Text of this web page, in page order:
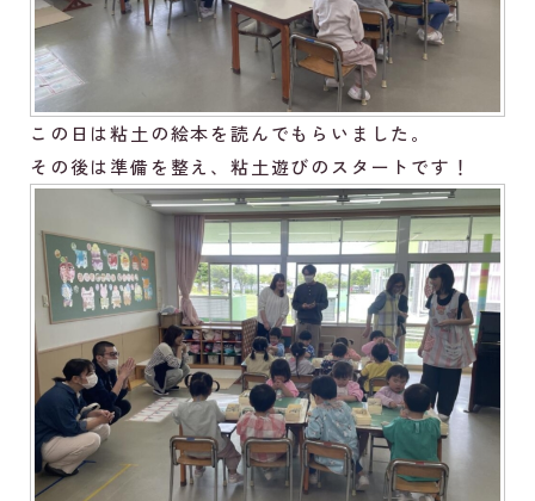
この日は粘土の絵本を読んでもらいました。
その後は準備を整え、粘土遊びのスタートです！